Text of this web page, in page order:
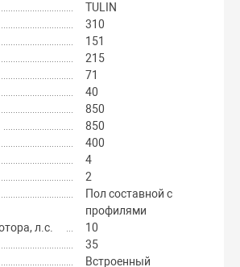
TULIN
310
151
215
71
40
850
850
400
4
2
Пол составной с
профилями
л.с.
10
35
Встроенный